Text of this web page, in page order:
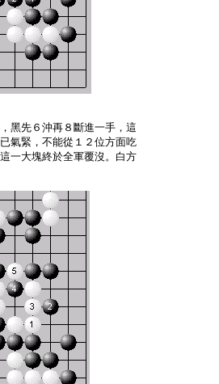
先６沖再８斷進一手，這
氣緊，不能從１２位方面吃
一大塊終於全軍覆沒。白方